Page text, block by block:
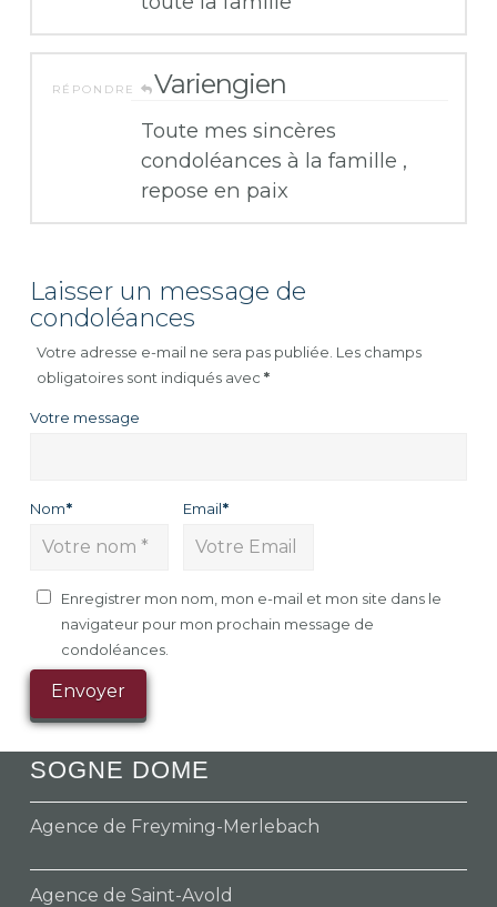
RÉPONDRE Variengien
Toute mes sincères
condoléances à la famille ,
repose en paix
Laisser un message de
condoléances
Votre adresse e-mail ne sera pas publiée. Les champs
obligatoires sont indiqués avec*
Votre message
Nom* Email*
Enregistrer mon nom, mon e-mail et mon site dans le
navigateur pour mon prochain message de
condoléances.
SOGNE DOME
Agence de Freyming-Merlebach
Agence de Saint-Avold